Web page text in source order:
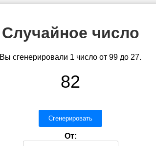
Случайное число
Вы сгенерировали 1 число от 99 до 27.
82
Сгенерировать
От: